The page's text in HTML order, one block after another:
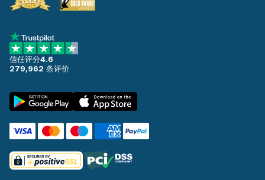
信任评分4.6
279,962 条评价